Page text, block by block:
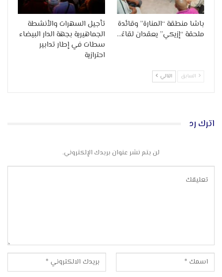
باشا منطقة “المنارة” وقائدة
ملحقة “إزيكي” يعقدان لقاءً…
تأجيل السهرات والأنشطة
الجماهيرية بجهة الدار البيضاء
سطات في إطار تدابير
احترازية
السابق التالي
اترك رد
لن يتم نشر عنوان بريدك الإلكتروني.